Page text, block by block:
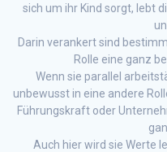
sich um ihr Kind sorgt, lebt
Darin verankert sind
Rolle eine ganz
Wenn sie parallel
unbewusst in eine andere
Führungskraft oder
Auch hier wird sie Werte